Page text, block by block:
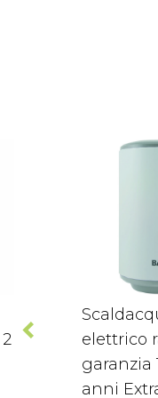
elettrico
garanzia
anni